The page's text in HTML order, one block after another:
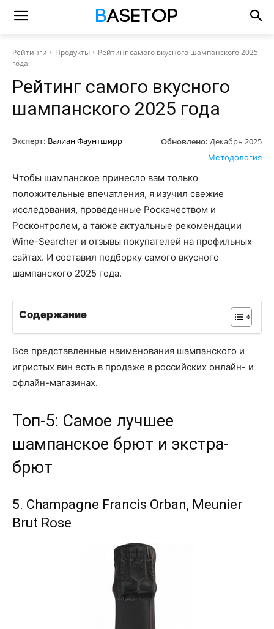
Рейтинги Продукты
Рейтинг самого вкусного шампанского 2025
года
Рейтинг самого вкусного
шампанского 2025 года
Эксперт: Валиан Фаунтширр Обновлено: Декабрь 2025
Методология
Чтобы шампанское принесло вам только
положительные впечатления, я изучил свежие
исследования, проведенные Роскачеством и
Росконтролем, а также актуальные рекомендации
Wine-Searcher и отзывы покупателей на профильных
сайтах. И составил подборку самого вкусного
шампанского 2025 года.
Содержание
Все представленные наименования шампанского и
игристых вин есть в продаже в российских онлайн- и
офлайн-магазинах.
Топ-5: Самое лучшее
шампанское брют и экстра-
брют
5. Champagne Francis Orban, Meunier
Brut Rose